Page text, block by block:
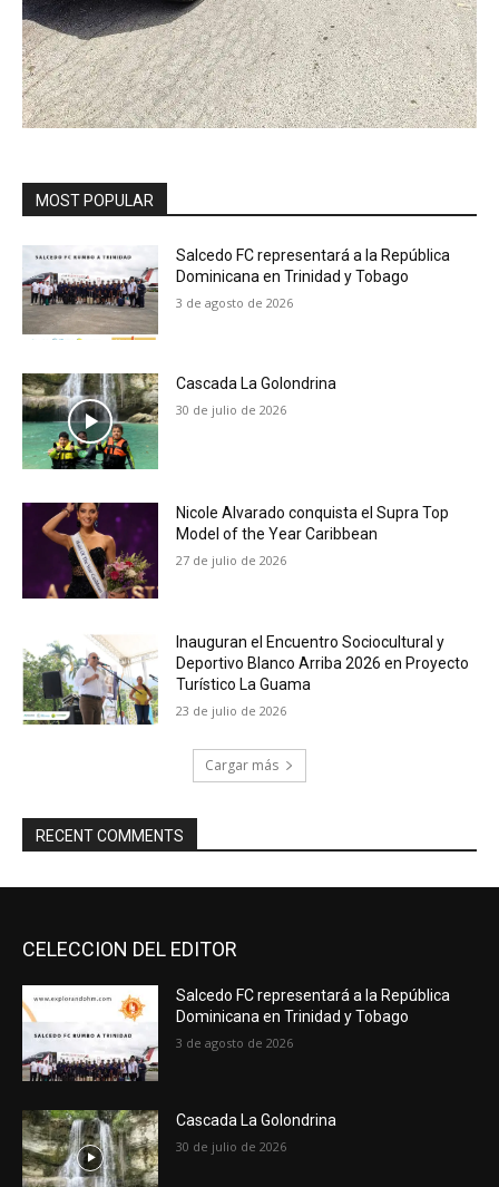
MOST POPULAR
Salcedo FC representará a la República
Dominicana en Trinidad y Tobago
3 de agosto de 2026
Cascada La Golondrina
30 de julio de 2026
Nicole Alvarado conquista el Supra Top
Model of the Year Caribbean
27 de julio de 2026
Inauguran el Encuentro Sociocultural y
Deportivo Blanco Arriba 2026 en Proyecto
Turístico La Guama
23 de julio de 2026
Cargar más
RECENT COMMENTS
CELECCION DEL EDITOR
Salcedo FC representará a la República
Dominicana en Trinidad y Tobago
3 de agosto de 2026
Cascada La Golondrina
30 de julio de 2026